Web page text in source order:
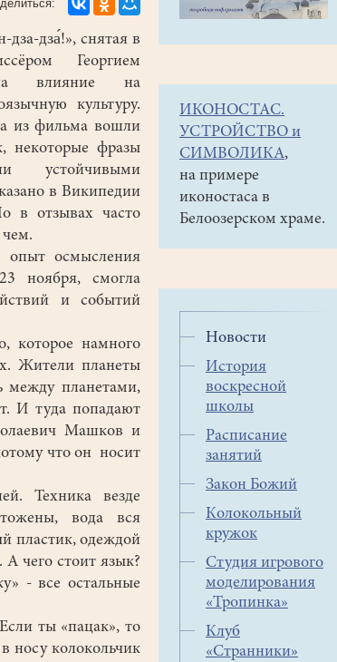
дза́!», снятая в
Георгием
влияние на
культуру.
из фильма вошли
некоторые фразы
устойчивыми
в Википедии
в отзывах часто
осмысления
ноября, смогла
и событий
которое намного
Жители планеты
между планетами,
И туда попадают
Машков и
что он носит
Техника везде
вода вся
пластик, одеждой
чего стоит язык?
- все остальные
ты «пацак», то
носу колокольчик
ИКОНОСТАС.
УСТРОЙСТВО и
СИМВОЛИКА,
на примере
иконостаса в
Белоозерском храме.
Новости
История
воскресной
школы
Расписание
занятий
Закон Божий
Колокольный
кружок
Студия игрового
моделирования
«Тропинка»
Клуб
«Странники»